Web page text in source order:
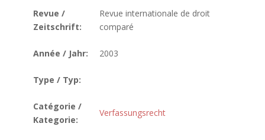
Revue /
Zeitschrift:
Revue internationale de droit
comparé
Année / Jahr: 2003
Type / Typ:
Catégorie /
Kategorie:
Verfassungsrecht